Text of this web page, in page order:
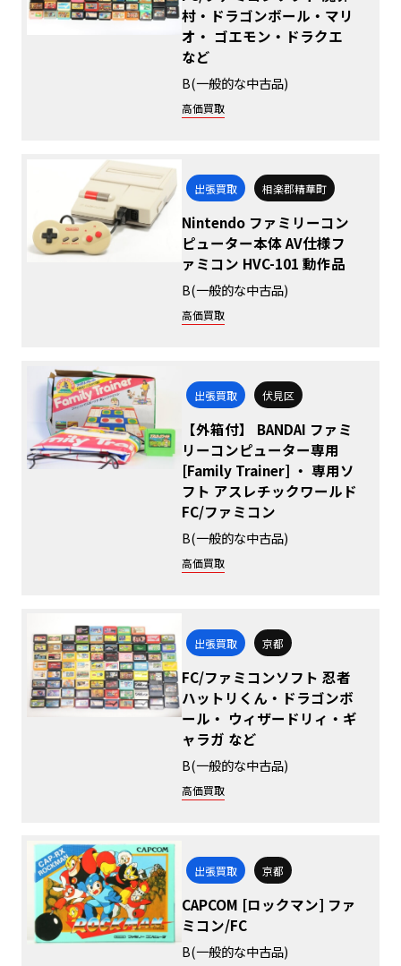
村・ドラゴンボール・マリ
オ・ ゴエモン・ドラクエ
など
B(一般的な中古品)
高価買取
出張買取 相楽郡精華町
Nintendo ファミリーコン
ピューター本体 AV仕様フ
ァミコン HVC-101 動作品
B(一般的な中古品)
高価買取
出張買取 伏見区
【外箱付】 BANDAI ファミ
リーコンピューター専用
[Family Trainer] ・ 専用ソ
フト アスレチックワールド
FC/ファミコン
B(一般的な中古品)
高価買取
出張買取 京都
FC/ファミコンソフト 忍者
ハットリくん・ドラゴンボ
ール・ ウィザードリィ・ギ
ャラガ など
B(一般的な中古品)
高価買取
出張買取 京都
CAPCOM [ロックマン] ファ
ミコン/FC
B(一般的な中古品)